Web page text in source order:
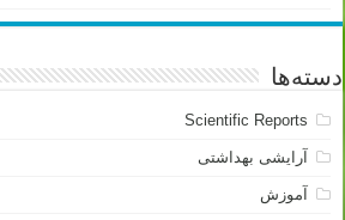
دسته‌ها
Scientific Reports
آرایشی بهداشتی
آموزش